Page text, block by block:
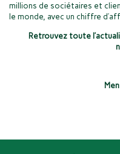
millions de sociétaires et
le monde, avec un chiffre
Retrouvez toute